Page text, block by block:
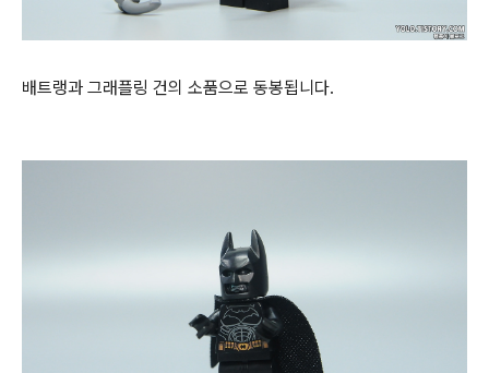
배트랭과 그래플링 건의 소품으로 동봉됩니다.